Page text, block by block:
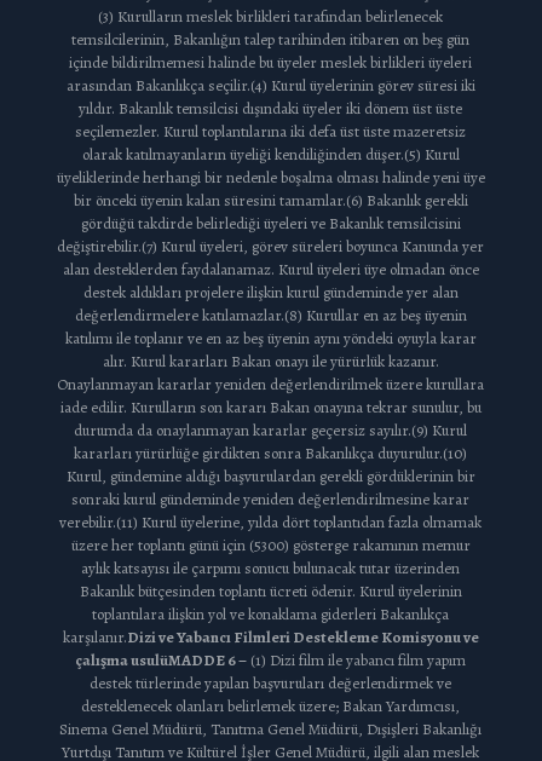
(3) Kurulların meslek birlikleri tarafından belirlenecek
temsilcilerinin, Bakanlığın talep tarihinden itibaren on beş gün
içinde bildirilmemesi halinde bu üyeler meslek birlikleri üyeleri
arasından Bakanlıkça seçilir.(4) Kurul üyelerinin görev süresi iki
yıldır. Bakanlık temsilcisi dışındaki üyeler iki dönem üst üste
seçilemezler. Kurul toplantılarına iki defa üst üste mazeretsiz
olarak katılmayanların üyeliği kendiliğinden düşer.(5) Kurul
üyeliklerinde herhangi bir nedenle boşalma olması halinde yeni üye
bir önceki üyenin kalan süresini tamamlar.(6) Bakanlık gerekli
gördüğü takdirde belirlediği üyeleri ve Bakanlık temsilcisini
değiştirebilir.(7) Kurul üyeleri, görev süreleri boyunca Kanunda yer
alan desteklerden faydalanamaz. Kurul üyeleri üye olmadan önce
destek aldıkları projelere ilişkin kurul gündeminde yer alan
değerlendirmelere katılamazlar.(8) Kurullar en az beş üyenin
katılımı ile toplanır ve en az beş üyenin aynı yöndeki oyuyla karar
alır. Kurul kararları Bakan onayı ile yürürlük kazanır.
Onaylanmayan kararlar yeniden değerlendirilmek üzere kurullara
iade edilir. Kurulların son kararı Bakan onayına tekrar sunulur, bu
durumda da onaylanmayan kararlar geçersiz sayılır.(9) Kurul
kararları yürürlüğe girdikten sonra Bakanlıkça duyurulur.(10)
Kurul, gündemine aldığı başvurulardan gerekli gördüklerinin bir
sonraki kurul gündeminde yeniden değerlendirilmesine karar
verebilir.(11) Kurul üyelerine, yılda dört toplantıdan fazla olmamak
üzere her toplantı günü için (5300) gösterge rakamının memur
aylık katsayısı ile çarpımı sonucu bulunacak tutar üzerinden
Bakanlık bütçesinden toplantı ücreti ödenir. Kurul üyelerinin
toplantılara ilişkin yol ve konaklama giderleri Bakanlıkça
karşılanır.Dizi ve Yabancı Filmleri Destekleme Komisyonu ve
çalışma usulüMADDE 6 – (1) Dizi film ile yabancı film yapım
destek türlerinde yapılan başvuruları değerlendirmek ve
desteklenecek olanları belirlemek üzere; Bakan Yardımcısı,
Sinema Genel Müdürü, Tanıtma Genel Müdürü, Dışişleri Bakanlığı
Yurtdışı Tanıtım ve Kültürel İşler Genel Müdürü, ilgili alan meslek